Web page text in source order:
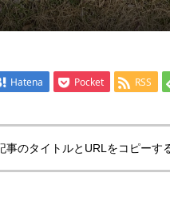
Hatena Pocket RSS
事のタイトルとURLをコピーす